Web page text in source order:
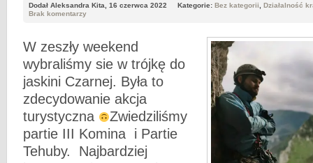
Dodał Aleksandra Kita, 16 czerwca 2022 Kategorie: Bez kategorii
Działalność
Brak komentarzy
W zeszły weekend
wybraliśmy sie w trójkę do
jaskini Czarnej. Była to
zdecydowanie akcja
turystyczna
Zwiedziliśmy
partie III Komina i Partie
Tehuby. Najbardziej